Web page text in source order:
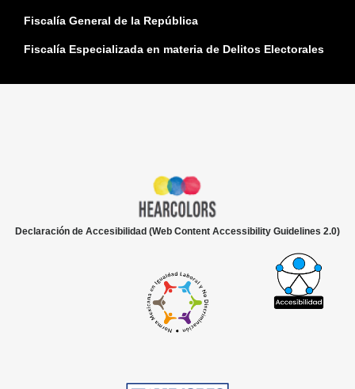
Fiscalía General de la República
Fiscalía Especializada en materia de Delitos Electorales
Declaración de Accesibilidad (Web Content Accessibility Guidelines 2.0)